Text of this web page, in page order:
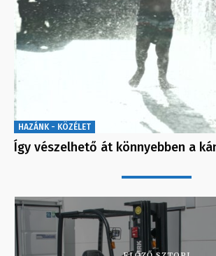
HAZÁNK - KÖZÉLET
Így vészelhető át könnyebben a